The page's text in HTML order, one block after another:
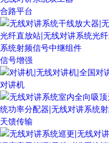
合路平台
信号增强
对讲机
天馈传输